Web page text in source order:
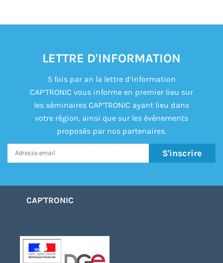
LETTRE D'INFORMATION
5 fois par an la lettre d’information
CAP’TRONIC vous informe en premier lieu sur
les séminaires CAP’TRONIC ayant lieu dans
votre région, ainsi que sur les événements
proposés par nos partenaires.
S'inscrire
CAP'TRONIC